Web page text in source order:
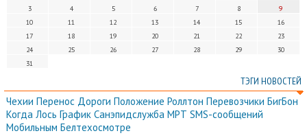
3
4 5 6 7 8
9
10
11 12 13 14 15
16
17
18 19 20 21 22
23
24
25 26 27 28 29
30
31
ТЭГИ НОВОСТЕЙ
Чехии Перенос Дороги Положение Роллтон Перевозчики БигБон
Когда Лось График Санэпидслужба МРТ SMS-сообщений
Мобильным Белтехосмотре